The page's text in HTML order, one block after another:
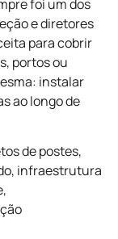
foi um dos
e diretores
para cobrir
portos ou
instalar
ao longo de
de postes,
infraestrutura